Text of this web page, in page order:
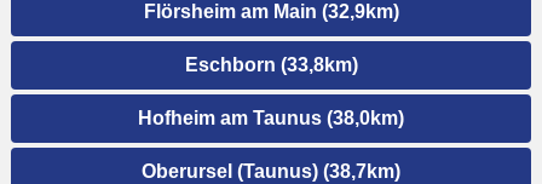
Flörsheim am Main (32,9km)
Eschborn (33,8km)
Hofheim am Taunus (38,0km)
Oberursel (Taunus) (38,7km)